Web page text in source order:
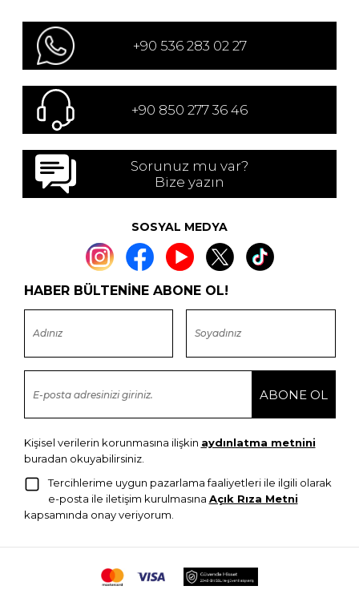
+90 536 283 02 27
+90 850 277 36 46
Sorunuz mu var?
Bize yazın
SOSYAL MEDYA
HABER BÜLTENİNE ABONE OL!
Kişisel verilerin korunmasına ilişkin aydınlatma metnini
buradan okuyabilirsiniz.
Tercihlerime uygun pazarlama faaliyetleri ile ilgili olarak
e-posta ile iletişim kurulmasına Açık Rıza Metni
kapsamında onay veriyorum.